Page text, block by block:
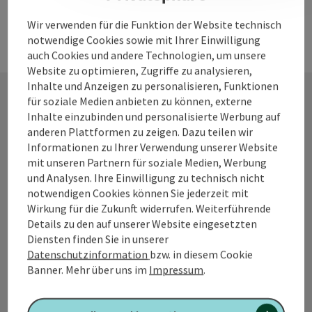
Kontakt
Tourismusverband Quellenviertel
Promenade 2
4701 Bad Schallerbach
+43 7249 42071 0
info@quellenviertel.at
Wir verwenden für die Funktion der Website technisch
notwendige Cookies sowie mit Ihrer Einwilligung
auch Cookies und andere Technologien, um unsere
Website zu optimieren, Zugriffe zu analysieren,
Inhalte und Anzeigen zu personalisieren, Funktionen
für soziale Medien anbieten zu können, externe
Inhalte einzubinden und personalisierte Werbung auf
anderen Plattformen zu zeigen. Dazu teilen wir
Informationen zu Ihrer Verwendung unserer Website
mit unseren Partnern für soziale Medien, Werbung
und Analysen. Ihre Einwilligung zu technisch nicht
notwendigen Cookies können Sie jederzeit mit
Wirkung für die Zukunft widerrufen. Weiterführende
Details zu den auf unserer Website eingesetzten
Diensten finden Sie in unserer
Datenschutzinformation bzw. in diesem Cookie
Banner. Mehr über uns im Impressum.